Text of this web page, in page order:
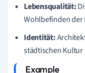
Lebensqualität:
Wohlbefinden
Identität:
städtischen